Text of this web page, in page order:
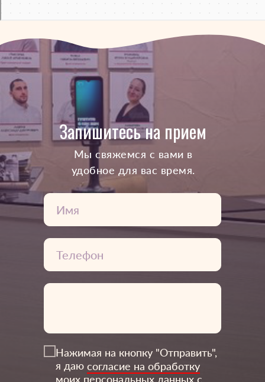
Запишитесь на прием
Mы свяжемся с вами в
удобное для вас время.
Нажимая на кнопку "Отправить",
я даю согласие на обработку
моих персональных данных с